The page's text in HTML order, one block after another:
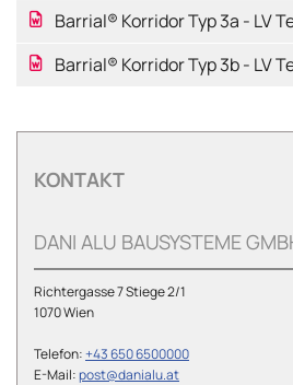
Barrial® Korridor Typ 3a - LV
Barrial® Korridor Typ 3b - LV
KONTAKT
DANI ALU BAUSYSTEME
Richtergasse 7 Stiege 2/1
1070 Wien
Telefon:+43 650 6500000
E-Mail:post@danialu.at